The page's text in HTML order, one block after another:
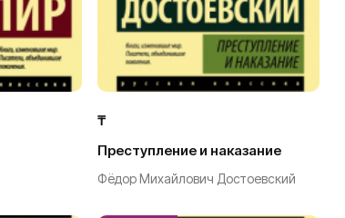
₸
Преступление и наказание
Фёдор Михайлович Достоевский